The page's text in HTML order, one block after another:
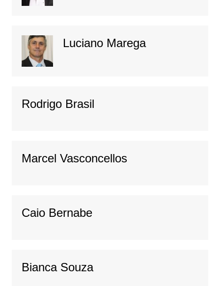
Luciano Marega
Rodrigo Brasil
Marcel Vasconcellos
Caio Bernabe
Bianca Souza